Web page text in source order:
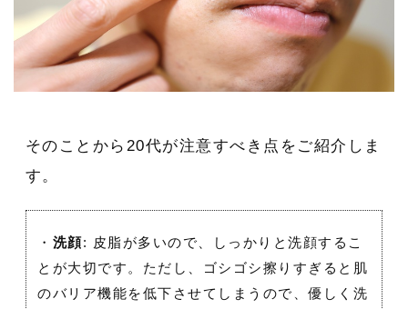
そのことから20代が注意すべき点をご紹介しま
す。
・ 洗顔: 皮脂が多いので、しっかりと洗顔するこ
とが大切です。ただし、ゴシゴシ擦りすぎると肌
のバリア機能を低下させてしまうので、優しく洗